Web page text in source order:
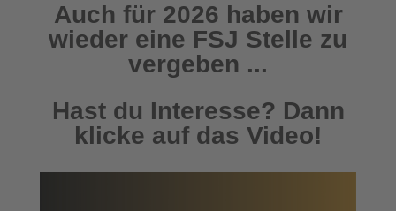
Auch für 2026 haben wir
wieder eine FSJ Stelle zu
vergeben ...
Hast du Interesse? Dann
klicke auf das Video!